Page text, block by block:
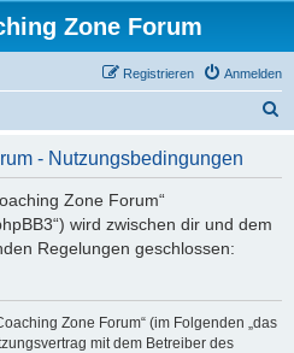
Zone Forum
Anmelden
Registrieren
- Nutzungsbedingungen
Zone Forum“
wird zwischen dir und dem
Regelungen geschlossen:
Zone Forum“ (im Folgenden „das
mit dem Betreiber des